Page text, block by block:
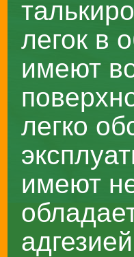
легок в
имеют
легко
имеют